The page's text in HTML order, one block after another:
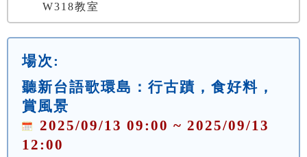
W318教室
場次:
聽新台語歌環島：行古蹟，食好料，
賞風景
2025/09/13 09:00 ~ 2025/09/13
12:00